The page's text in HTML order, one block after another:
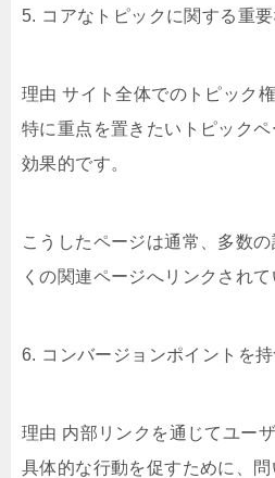
5. コアなトピックに関する重
理由 サイト全体でのトピック
特に重点を置きたいトピック
効果的です。
こうしたページは通常、多数
くの関連ページへリンクされて
6. コンバージョンポイントを
理由 内部リンクを通じてユー
具体的な行動を促すために、